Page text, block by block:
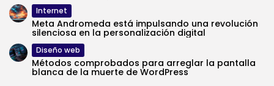
Internet
Meta Andromeda está impulsando una revolución
silenciosa en la personalización digital
Diseño web
Métodos comprobados para arreglar la pantalla
blanca de la muerte de WordPress